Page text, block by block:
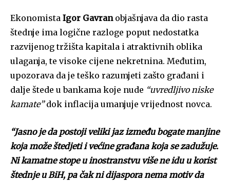
Ekonomista Igor Gavranobjašnjava da dio rasta
štednje ima logične razloge poput nedostatka
razvijenog tržišta kapitala i atraktivnih oblika
ulaganja, te visoke cijene nekretnina. Međutim,
upozorava da je teško razumjeti zašto građani i
dalje štede u bankama koje nude “uvredljivo niske
kamate”dok inflacija umanjuje vrijednost novca.
“Jasno je da postoji veliki jaz između bogate manjine
koja može štedjeti i većine građana koja se zadužuje.
Ni kamatne stope u inostranstvu više ne idu u korist
štednje u BiH, pa čak ni dijaspora nema motiv da